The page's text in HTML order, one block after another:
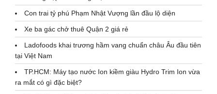
Con trai tỷ phú Phạm Nhật Vượng lần đầu lộ diện
Xe ba gác chở thuê Quận 2 giá rẻ
Ladofoods khai trương hầm vang chuẩn châu Âu đầu tiên
tại Việt Nam
TP.HCM: Máy tạo nước Ion kiềm giàu Hydro Trim Ion vừa
ra mắt có gì đặc biệt?